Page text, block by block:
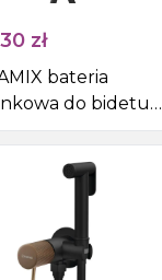
zł
bateria
do bidetu z
Stop,